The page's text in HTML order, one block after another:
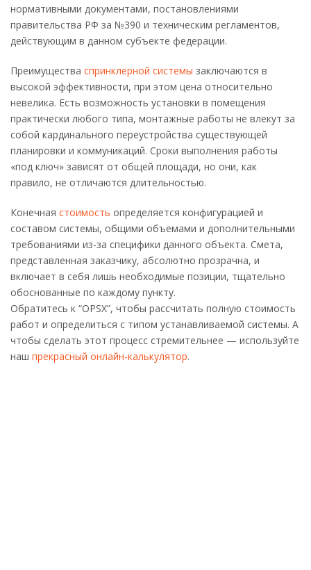
нормативными документами, постановлениями
правительства РФ за №390 и техническим регламентов,
действующим в данном субъекте федерации.
Преимущества спринклерной системы заключаются в
высокой эффективности, при этом цена относительно
невелика. Есть возможность установки в помещения
практически любого типа, монтажные работы не влекут за
собой кардинального переустройства существующей
планировки и коммуникаций. Сроки выполнения работы
«под ключ» зависят от общей площади, но они, как
правило, не отличаются длительностью.
Конечная стоимость определяется конфигурацией и
составом системы, общими объемами и дополнительными
требованиями из-за специфики данного объекта. Смета,
представленная заказчику, абсолютно прозрачна, и
включает в себя лишь необходимые позиции, тщательно
обоснованные по каждому пункту.
Обратитесь к “OPSX”, чтобы рассчитать полную стоимость
работ и определиться с типом устанавливаемой системы. А
чтобы сделать этот процесс стремительнее — используйте
наш прекрасный онлайн-калькулятор.